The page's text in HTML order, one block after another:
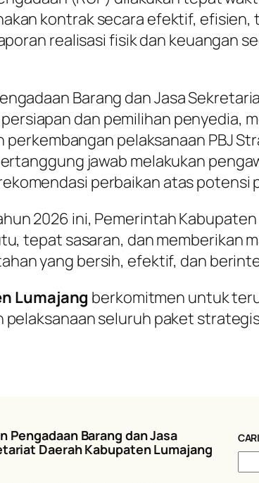
kontrak secara efektif,
realisasi fisik dan keuangan
Barang dan Jasa
dan pemilihan penyedia,
pelaksanaan PBJ
jawab melakukan
perbaikan atas potensi
2026 ini, Pemerintah
tepat sasaran, dan memberikan
yang bersih, efektif, dan
Lumajang berkomitmen untuk
seluruh paket
Pengadaan Barang dan Jasa
Daerah Kabupaten Lumajang
a